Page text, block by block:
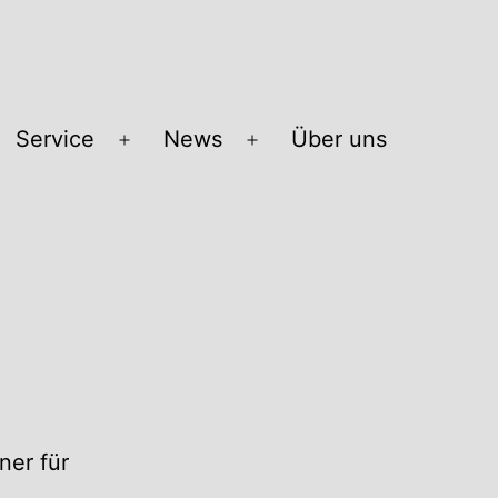
Service
Menü
News
Menü
Über uns
für